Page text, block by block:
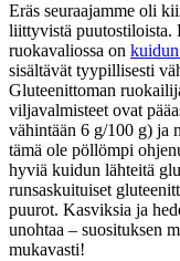
Eräs seuraajamme oli
liittyvistä puutostiloista.
ruokavaliossa on
sisältävät tyypillisesti
Gluteenittoman
viljavalmisteet ovat
vähintään 6 g/100 g) ja
tämä ole pöllömpi
hyviä kuidun lähteitä
runsaskuituiset
puurot. Kasviksia ja
unohtaa – suosituksen
mukavasti!